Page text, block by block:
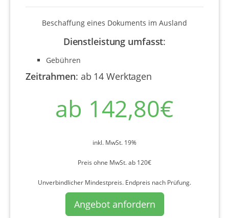
Beschaffung eines Dokuments im Ausland
Dienstleistung umfasst:
Gebühren
Zeitrahmen: ab 14 Werktagen
ab 142,80€
inkl. MwSt. 19%
Preis ohne MwSt. ab 120€
Unverbindlicher Mindestpreis. Endpreis nach Prüfung.
Angebot anfordern